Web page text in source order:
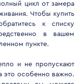
цикл от замера
Чтобы купить
к списку
в вашем
пункте.
и не пропускают
это особенно важно.